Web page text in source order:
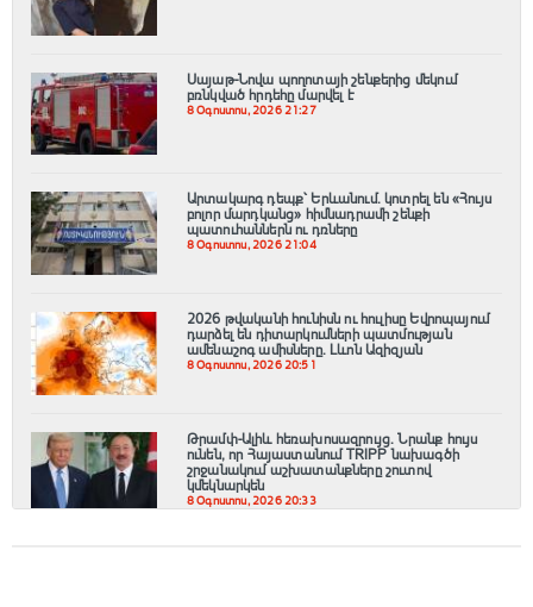
Սայաթ-Նովա պողոտայի շենքերից մեկում
բռնկված հրդեհը մարվել է
8 Օգոստոս, 2026 21:27
Արտակարգ դեպք՝ Երևանում․ կոտրել են «Հույս
բոլոր մարդկանց» հիմնադրամի շենքի
պատուհաններն ու դռները
8 Օգոստոս, 2026 21:04
2026 թվականի հունիսն ու հուլիսը Եվրոպայում
դարձել են դիտարկումների պատմության
ամենաշոգ ամիսները․ Լևոն Ազիզյան
8 Օգոստոս, 2026 20:51
Թրամփ-Ալիև հեռախոսազրույց. Նրանք հույս
ունեն, որ Հայաստանում TRIPP նախագծի
շրջանակում աշխատանքները շուտով
կմեկնարկեն
8 Օգոստոս, 2026 20:33